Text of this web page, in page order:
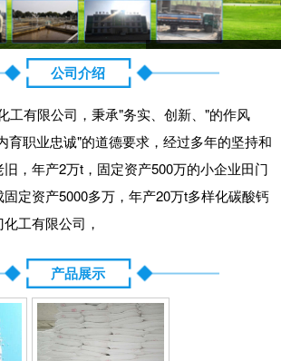
公司介绍
有限公司，秉承"务实、创新、"的作风
育职业忠诚"的道德要求，经过多年的坚持和
，年产2万t，固定资产500万的小企业田门
定资产5000多万，年产20万t多样化碳酸钙
工有限公司，
产品展示